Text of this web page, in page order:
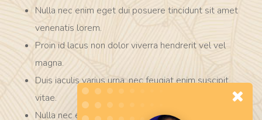
Nulla nec enim eget dui posuere tincidunt sit amet
venenatis lorem.
Proin id lacus non dolor viverra hendrerit vel vel
magna.
Duis iaculis varius urna, nec feugiat enim suscipit
vitae.
Nulla nec enim eget dui posuere tincidunt sit amet